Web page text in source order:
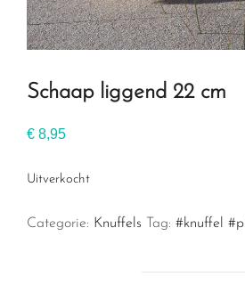
Schaap liggend 22 cm
€ 8,95
Uitverkocht
Categorie: Knuffels Tag: #knuffel